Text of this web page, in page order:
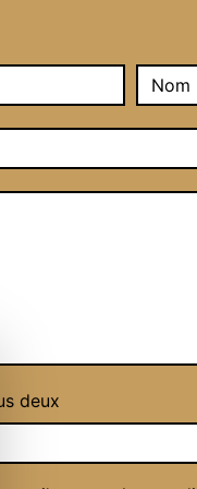
le
deux